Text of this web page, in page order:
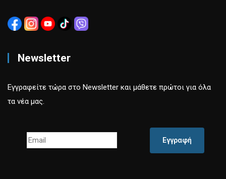
Newsletter
Εγγραφείτε τώρα στο Newsletter και μάθετε πρώτοι για όλα
τα νέα μας.
Εγγραφή